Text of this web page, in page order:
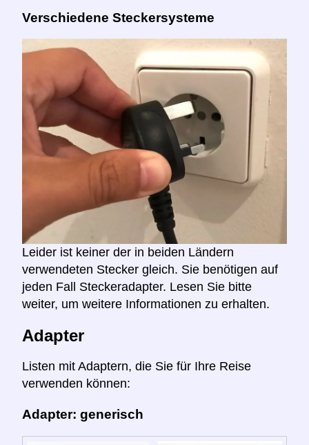
Verschiedene Steckersysteme
Leider ist keiner der in beiden Ländern
verwendeten Stecker gleich. Sie benötigen auf
jeden Fall Steckeradapter. Lesen Sie bitte
weiter, um weitere Informationen zu erhalten.
Adapter
Listen mit Adaptern, die Sie für Ihre Reise
verwenden können:
Adapter: generisch